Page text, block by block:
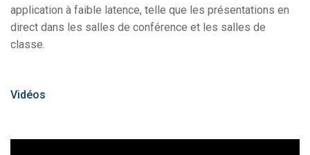
application à faible latence, telle que les présentations en
direct dans les salles de conférence et les salles de
classe.
Vidéos